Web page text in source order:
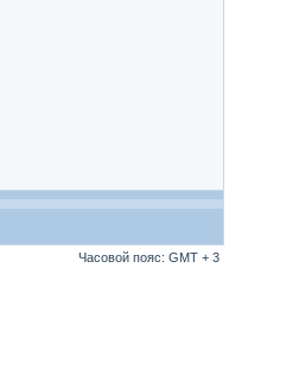
Часовой пояс: GMT + 3